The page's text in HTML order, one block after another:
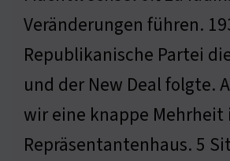
Veränderungen führen.
Republikanische Partei
und der New Deal folgte.
wir eine knappe Mehrheit
Repräsentantenhaus. 5